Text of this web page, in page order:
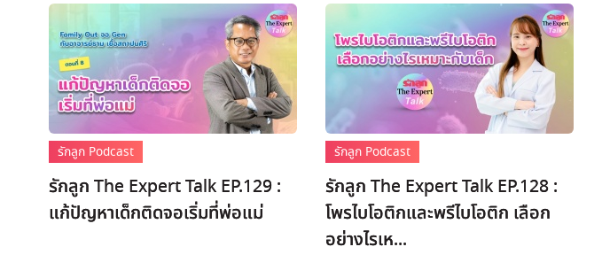
รักลูก Podcast
รักลูก The Expert Talk EP.129 :
แก้ปัญหาเด็กติดจอเริ่มที่พ่อแม่
รักลูก Podcast
รักลูก The Expert Talk EP.128 :
โพรไบโอติกและพรีไบโอติก เลือก
อย่างไรเห...